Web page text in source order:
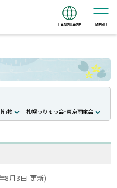
MENU
LANGUAGE
行物 札幌うりゅう会・東京雨竜会
8月3日 更新)